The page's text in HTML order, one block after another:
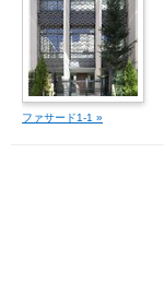
ファサード1-1 »